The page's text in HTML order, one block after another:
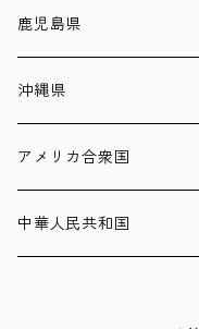
鹿児島県
沖縄県
アメリカ合衆国
中華人民共和国